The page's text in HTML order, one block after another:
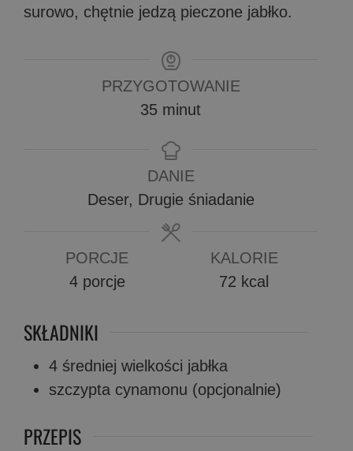
surowo, chętnie jedzą pieczone jabłko.
PRZYGOTOWANIE
35minuty
minut
DANIE
Deser, Drugie śniadanie
PORCJE
4 porcje
KALORIE
72 kcal
SKŁADNIKI
4 średniej wielkości jabłka
szczypta cynamonu (opcjonalnie)
PRZEPIS